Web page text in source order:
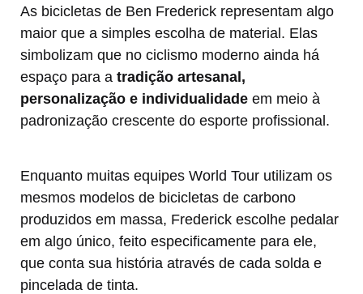
As bicicletas de Ben Frederick representam algo
maior que a simples escolha de material. Elas
simbolizam que no ciclismo moderno ainda há
espaço para a tradição artesanal,
personalização e individualidade em meio à
padronização crescente do esporte profissional.
Enquanto muitas equipes World Tour utilizam os
mesmos modelos de bicicletas de carbono
produzidos em massa, Frederick escolhe pedalar
em algo único, feito especificamente para ele,
que conta sua história através de cada solda e
pincelada de tinta.